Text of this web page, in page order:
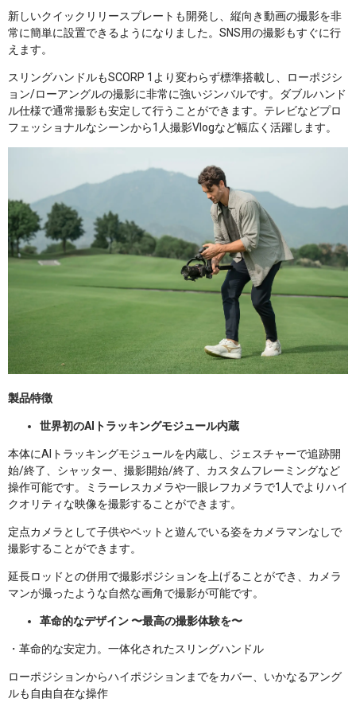
新しいクイックリリースプレートも開発し、縦向き動画の撮影を非
常に簡単に設置できるようになりました。SNS用の撮影もすぐに行
えます。
スリングハンドルもSCORP 1より変わらず標準搭載し、ローポジシ
ョン/ローアングルの撮影に非常に強いジンバルです。ダブルハンド
ル仕様で通常撮影も安定して行うことができます。テレビなどプロ
フェッショナルなシーンから1人撮影Vlogなど幅広く活躍します。
製品特徴
世界初のAIトラッキングモジュール内蔵
本体にAIトラッキングモジュールを内蔵し、ジェスチャーで追跡開
始/終了、シャッター、撮影開始/終了、カスタムフレーミングなど
操作可能です。ミラーレスカメラや一眼レフカメラで1人でよりハイ
クオリティな映像を撮影することができます。
定点カメラとして子供やペットと遊んでいる姿をカメラマンなしで
撮影することができます。
延長ロッドとの併用で撮影ポジションを上げることができ、カメラ
マンが撮ったような自然な画角で撮影が可能です。
革命的なデザイン 〜最高の撮影体験を〜
・革命的な安定力。一体化されたスリングハンドル
ローポジションからハイポジションまでをカバー、いかなるアング
ルも自由自在な操作